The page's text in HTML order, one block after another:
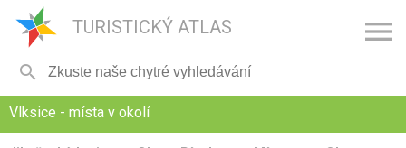
TURISTICKÝ ATLAS 

Vlksice - místa v okolí